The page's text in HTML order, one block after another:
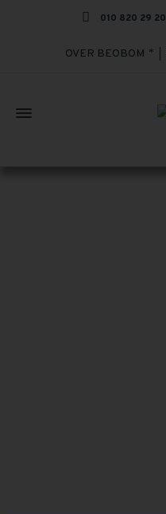
010 820 29 20
OVER BEOBOM